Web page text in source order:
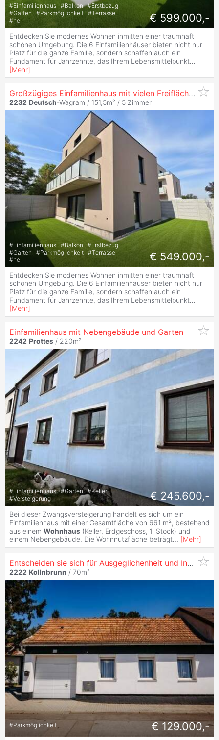
#Einfamilienhaus #Balkon #Erstbezug
#Garten #Parkmöglichkeit #Terrasse
#hell € 599.000,-
Entdecken Sie modernes Wohnen inmitten einer traumhaft
schönen Umgebung. Die 6 Einfamilienhäuser bieten nicht nur
Platz für die ganze Familie, sondern schaffen auch ein
Fundament für Jahrzehnte, das Ihrem Lebensmittelpunkt...
[Mehr]
Großzügiges Einfamilienhaus mit vielen Freiflächen - Ein Wohngenuss für die ganze Familie - 5 Zimmer - Ziegelmassiv - Pv-Vorbereitung - uvm.
2232 Deutsch-Wagram / 151,5m² / 5 Zimmer
#Einfamilienhaus #Balkon #Erstbezug
#Garten #Parkmöglichkeit #Terrasse
#hell € 549.000,-
Entdecken Sie modernes Wohnen inmitten einer traumhaft
schönen Umgebung. Die 6 Einfamilienhäuser bieten nicht nur
Platz für die ganze Familie, sondern schaffen auch ein
Fundament für Jahrzehnte, das Ihrem Lebensmittelpunkt...
[Mehr]
Einfamilienhaus mit Nebengebäude und Garten
2242 Prottes / 220m²
#Einfamilienhaus #Garten #Keller
#Versteigerung € 245.600,-
Bei dieser Zwangsversteigerung handelt es sich um ein
Einfamilienhaus mit einer Gesamtfläche von 661 m², bestehend
aus einem Wohnhaus (Keller, Erdgeschoss, 1. Stock) und
einem Nebengebäude. Die Wohnnutzfläche beträgt... [Mehr]
Entscheiden sie sich für Ausgeglichenheit und Inspiration
2222 Kollnbrunn / 70m²
#Parkmöglichkeit € 129.000,-